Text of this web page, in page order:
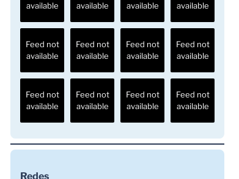
available
available
available
available
Feed not
available
Feed not
available
Feed not
available
Feed not
available
Feed not
available
Feed not
available
Feed not
available
Feed not
available
Redes